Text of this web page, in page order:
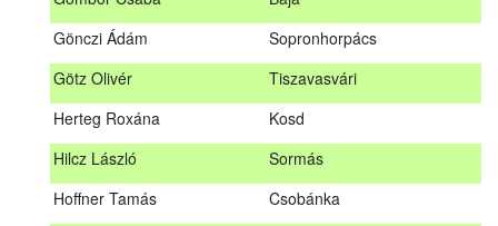
Gönczi Ádám
Sopronhorpács
Götz Olivér
Tiszavasvári
Herteg Roxána
Kosd
Hilcz László
Sormás
Hoffner Tamás
Csobánka
Kiskorpád
Kővágótöttös
Gombor Csaba